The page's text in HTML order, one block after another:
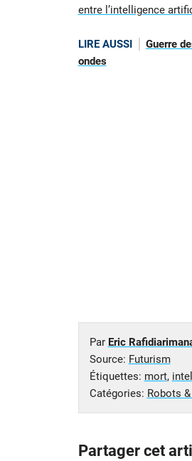
entre l’intelligence
LIRE AUSSI
Guerre
ondes
Par Eric
Source: Futurism
Étiquettes: mort,
Catégories: Robots
Partager cet